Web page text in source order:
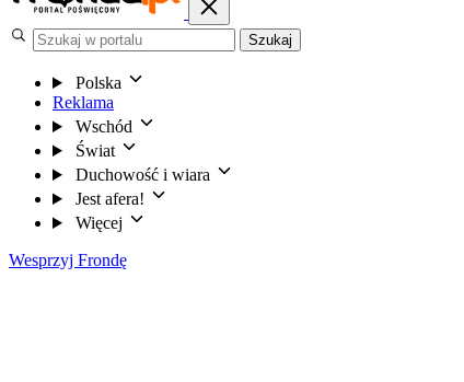
Szukaj
Polska
Reklama
Wschód
Świat
Duchowość i wiara
Jest afera!
Więcej
Wesprzyj Frondę